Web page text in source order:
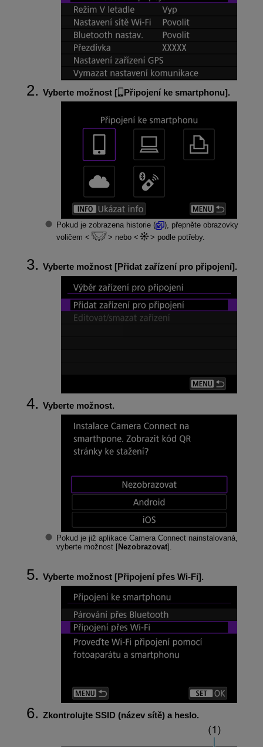
Vyberte možnost [ Připojení ke smartphonu].
Pokud je zobrazena historie (
), přepněte obrazovky
voličem
nebo podle potřeby.
Vyberte možnost [Přidat zařízení pro připojení].
Vyberte možnost.
Pokud je již aplikace Camera Connect nainstalovaná,
vyberte možnost [Nezobrazovat].
Vyberte možnost [Připojení přes Wi-Fi].
Zkontrolujte SSID (název sítě) a heslo.